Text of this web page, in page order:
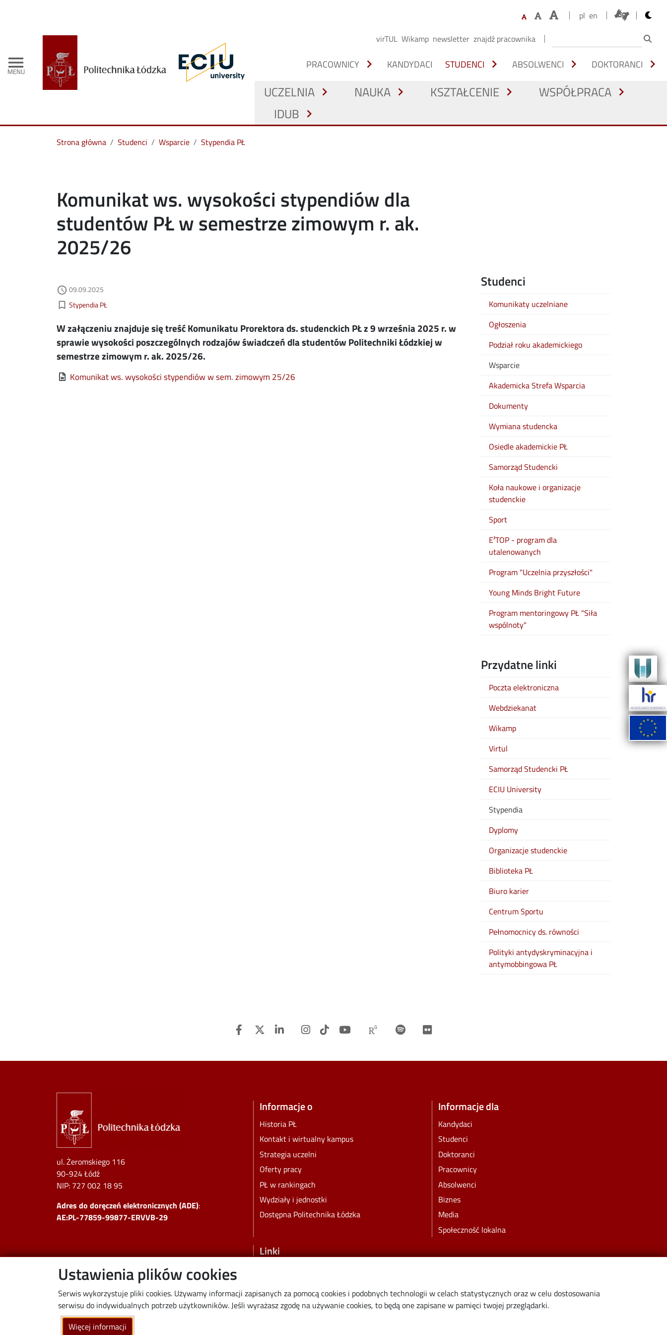
Ustawienia plików cookies
Serwis wykorzystuje pliki cookies. Używamy informacji zapisanych za pomocą cookies i podobnych technologii w celach statystycznych oraz w celu dostosowania
serwisu do indywidualnych potrzeb użytkowników. Jeśli wyrażasz zgodę na używanie cookies, to będą one zapisane w pamięci twojej przeglądarki.
Więcej informacji
menu
MENU
pl en opens
virTUL Wikamp newsletter znajdź pracownika
PRACOWNICY chevron_right KANDYDACI STUDENCI chevron_right ABSOLWENCI chevron_right DOKTORANCI chevron_right
UCZELNIA chevron_right NAUKA chevron_right KSZTAŁCENIE chevron_right WSPÓŁPRACA chevron_right
IDUB chevron_right
Strona główna Studenci Wsparcie Stypendia PŁ
Komunikat ws. wysokości stypendiów dla
studentów PŁ w semestrze zimowym r. ak.
2025/26
access_time Data dodania
09.09.2025
bookmark_border Kategorie aktualności
Stypendia PŁ
W załączeniu znajduje się treść Komunikatu Prorektora ds. studenckich PŁ z 9 września 2025 r. w
sprawie wysokości poszczególnych rodzajów świadczeń dla studentów Politechniki Łódzkiej w
semestrze zimowym r. ak. 2025/26.
File Komunikat ws. wysokości stypendiów w sem. zimowym 25/26
in new window
in new window
in new window
Studenci
Komunikaty uczelniane
Ogłoszenia
Podział roku akademickiego
Wsparcie
Akademicka Strefa Wsparcia
Dokumenty
Wymiana studencka
Osiedle akademickie PŁ
Samorząd Studencki
Koła naukowe i organizacje
studenckie
Sport
E²TOP - program dla
utalenowanych
Program "Uczelnia przyszłości"
Young Minds Bright Future
Program mentoringowy PŁ "Siła
wspólnoty"
Przydatne linki
Poczta elektroniczna
Webdziekanat
Wikamp
Virtul
Samorząd Studencki PŁ
ECIU University
Stypendia
Dyplomy
Organizacje studenckie
Biblioteka PŁ
Biuro karier
Centrum Sportu
Pełnomocnicy ds. równości
Polityki antydyskryminacyjna i
antymobbingowa PŁ
Facebook
Twitter LinkedinInstagram
TiTok Youtube Researchgate
Spotify
ul. Żeromskiego 116
90-924 Łódź
NIP: 727 002 18 95
Adres do doręczeń elektronicznych (ADE):
AE:PL-77859-99877-ERVVB-29
Informacje o
Historia PŁ
Kontakt i wirtualny kampus
Strategia uczelni
Oferty pracy
PŁ w rankingach
Wydziały i jednostki
Dostępna Politechnika Łódzka
Informacje dla
Kandydaci
Studenci
Doktoranci
Pracownicy
Absolwenci
Biznes
Media
Społeczność lokalna
Linki
Biblioteka PŁ
Dyscypliny naukowe w PŁ